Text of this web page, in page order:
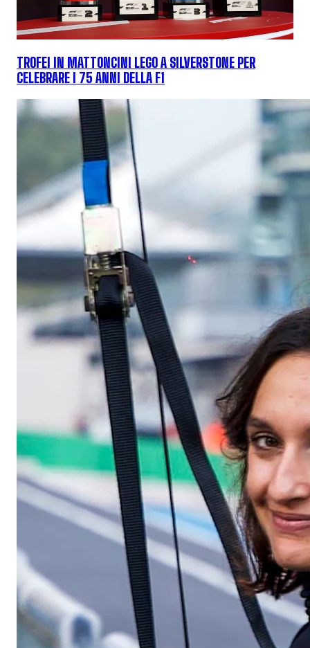
TROFEI IN MATTONCINI LEGO A SILVERSTONE PER
CELEBRARE I 75 ANNI DELLA F1